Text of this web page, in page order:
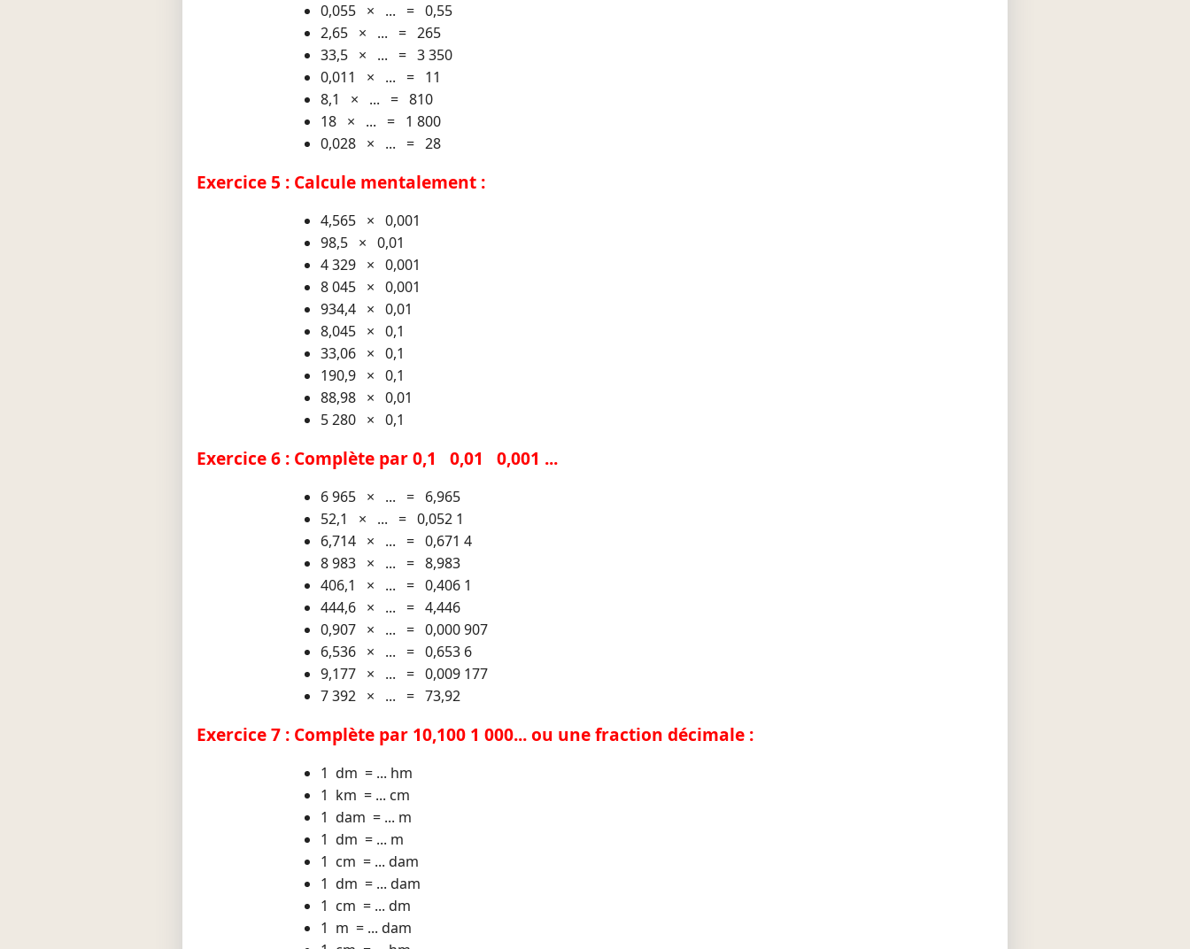
0,055 × ... = 0,55
2,65 × ... = 265
33,5 × ... = 3 350
0,011 × ... = 11
8,1 × ... = 810
18 × ... = 1 800
0,028 × ... = 28
Exercice 5 : Calcule mentalement :
4,565 × 0,001
98,5 × 0,01
4 329 × 0,001
8 045 × 0,001
934,4 × 0,01
8,045 × 0,1
33,06 × 0,1
190,9 × 0,1
88,98 × 0,01
5 280 × 0,1
Exercice 6 : Complète par 0,1 0,01 0,001 ...
6 965 × ... = 6,965
52,1 × ... = 0,052 1
6,714 × ... = 0,671 4
8 983 × ... = 8,983
406,1 × ... = 0,406 1
444,6 × ... = 4,446
0,907 × ... = 0,000 907
6,536 × ... = 0,653 6
9,177 × ... = 0,009 177
7 392 × ... = 73,92
Exercice 7 : Complète par 10,100 1 000... ou une fraction décimale :
1 dm = ... hm
1 km = ... cm
1 dam = ... m
1 dm = ... m
1 cm = ... dam
1 dm = ... dam
1 cm = ... dm
1 m = ... dam